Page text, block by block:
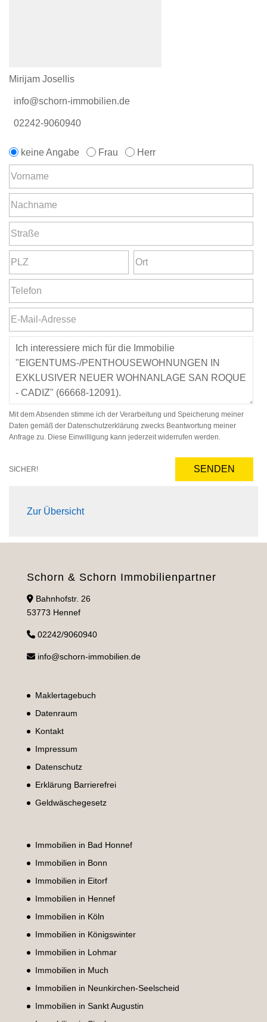
Mirijam Josellis
info@schorn-immobilien.de
02242-9060940
keine Angabe Frau Herr
Mit dem Absenden stimme ich der Verarbeitung und Speicherung meiner
Daten gemäß der Datenschutzerklärung zwecks Beantwortung meiner
Anfrage zu. Diese Einwilligung kann jederzeit widerrufen werden.
SICHER! SENDEN
Zur Übersicht
Schorn & Schorn Immobilienpartner
Bahnhofstr. 26
53773 Hennef
02242/9060940
info@schorn-immobilien.de
Maklertagebuch
Datenraum
Kontakt
Impressum
Datenschutz
Erklärung Barrierefrei
Geldwäschegesetz
Immobilien in Bad Honnef
Immobilien in Bonn
Immobilien in Eitorf
Immobilien in Hennef
Immobilien in Köln
Immobilien in Königswinter
Immobilien in Lohmar
Immobilien in Much
Immobilien in Neunkirchen-Seelscheid
Immobilien in Sankt Augustin